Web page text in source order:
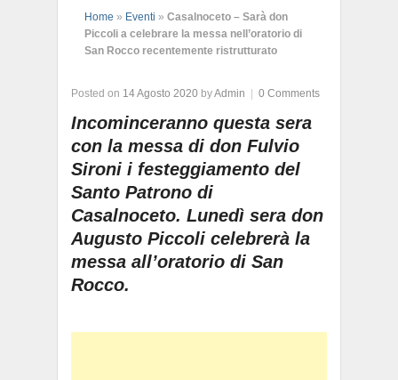
Home » Eventi » Casalnoceto – Sarà don
Piccoli a celebrare la messa nell’oratorio di
San Rocco recentemente ristrutturato
Posted on 14 Agosto 2020 byAdmin 0 Comments
Incominceranno questa sera
con la messa di don Fulvio
Sironi i festeggiamento del
Santo Patrono di
Casalnoceto. Lunedì sera don
Augusto Piccoli celebrerà la
messa all’oratorio di San
Rocco.